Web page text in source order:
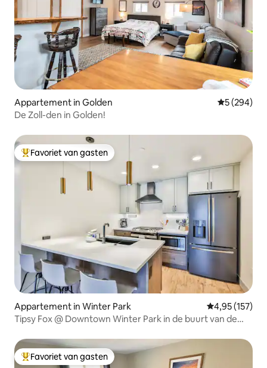
Appartement in Golden
5 (294)
De Zoll-den in Golden!
Topfavoriet van gasten
Favoriet van gasten
Appartement in Winter Park Gemiddelde
4,95 (157)
Tipsy Fox @ Downtown Winter Park in de buurt van de
Topfavoriet van gasten
Favoriet van gasten